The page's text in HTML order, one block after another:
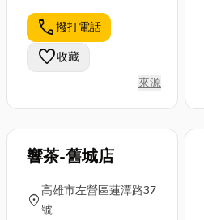
call撥打電話
favorite收藏
來源
響茶-舊城店
location_on
高雄市左營區蓮潭路37
號